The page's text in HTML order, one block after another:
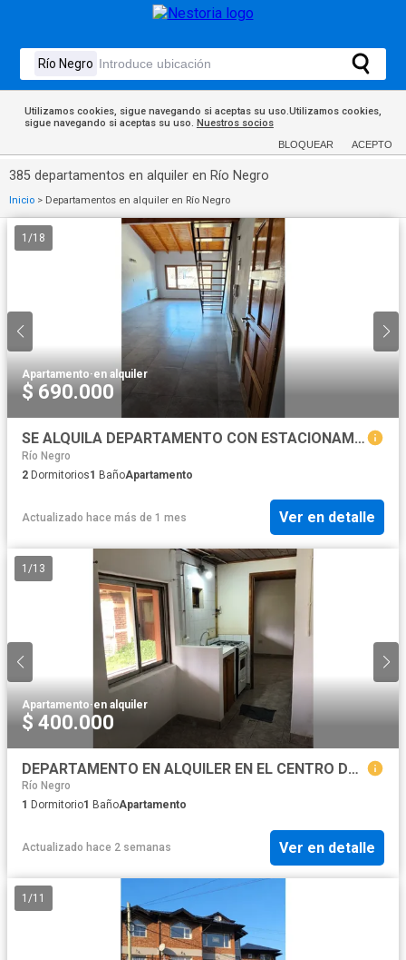
Utilizamos cookies, sigue navegando si aceptas su uso.Utilizamos cookies,
sigue navegando si aceptas su uso. Nuestros socios
BLOQUEAR ACEPTO
385 departamentos en alquiler en Río Negro
Inicio > Departamentos en alquiler en Río Negro
1 /18
Apartamento·en alquiler
$ 690.000
SE ALQUILA DEPARTAMENTO CON ESTACIONAMIENTO SOBRE AV SAN MARTIN
Río Negro
2 Dormitorios1 BañoApartamento
Actualizado hace más de 1 mes Ver en detalle
1 /13
Apartamento·en alquiler
$ 400.000
DEPARTAMENTO EN ALQUILER EN EL CENTRO DE EL BOLSÓN
Río Negro
1 Dormitorio1 BañoApartamento
Actualizado hace 2 semanas Ver en detalle
1 /11